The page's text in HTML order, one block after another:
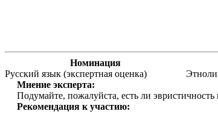
Номинация
Русский язык (экспертная оценка)
Мнение эксперта:
Подумайте, пожалуйста, есть ли эвристичность
Рекомендация к участию: